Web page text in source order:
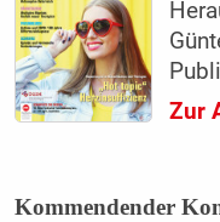
Zur
Kommendender